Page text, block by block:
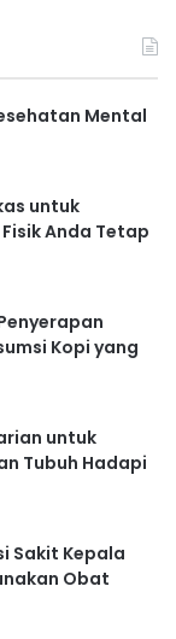
Mental
untuk
Anda Tetap
Kopi yang
untuk
Tubuh Hadapi
Sakit Kepala
Obat